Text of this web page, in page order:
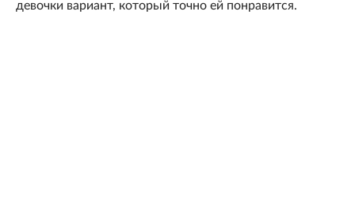
девочки вариант, который точно ей понравится.